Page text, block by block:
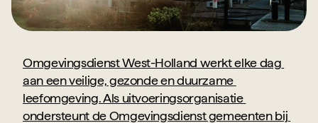
Omgevingsdienst West-Holland werkt elke dag
aan een veilige, gezonde en duurzame
leefomgeving. Als uitvoeringsorganisatie
ondersteunt de Omgevingsdienst gemeenten bij